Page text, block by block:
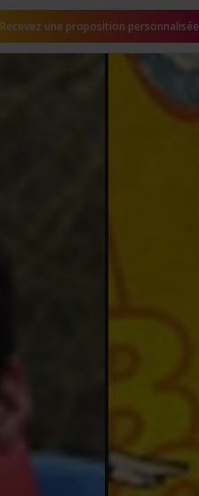
Recevez une proposition personnalisée